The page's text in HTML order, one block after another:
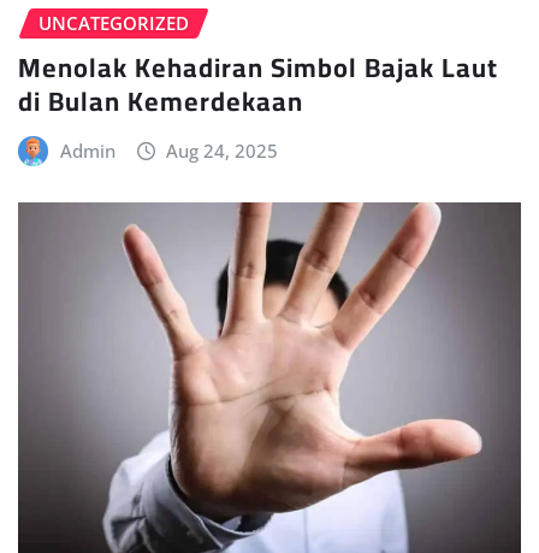
UNCATEGORIZED
Menolak Kehadiran Simbol Bajak Laut
di Bulan Kemerdekaan
Admin Aug 24, 2025